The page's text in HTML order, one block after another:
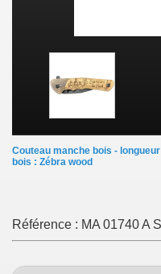
Couteau manche bois -
bois : Zébra wood
Référence : MA 01740 A